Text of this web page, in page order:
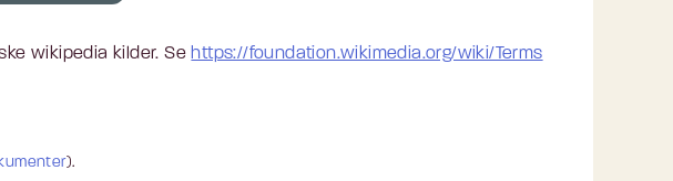
wikipedia kilder. Se https://foundation.wikimedia.org/wiki/Terms
).